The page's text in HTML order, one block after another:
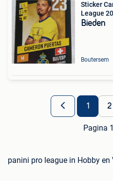
Sticker
League
Bieden
Boutersem
1 2
Pagina
panini pro league in Hobby en